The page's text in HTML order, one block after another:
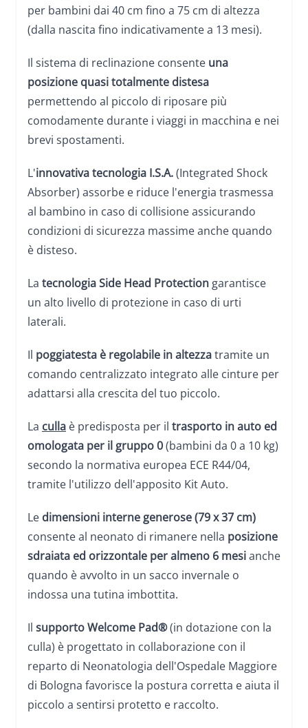
per bambini dai 40 cm fino a 75 cm di altezza
(dalla nascita fino indicativamente a 13 mesi).
Il sistema di reclinazione consente una
posizione quasi totalmente distesa
permettendo al piccolo di riposare più
comodamente durante i viaggi in macchina e nei
brevi spostamenti.
L'innovativa tecnologia I.S.A.(Integrated Shock
Absorber) assorbe e riduce l'energia trasmessa
al bambino in caso di collisione assicurando
condizioni di sicurezza massime anche quando
è disteso.
La tecnologia Side Head Protection garantisce
un alto livello di protezione in caso di urti
laterali.
Il poggiatesta è regolabile in altezzatramite un
comando centralizzato integrato alle cinture per
adattarsi alla crescita del tuo piccolo.
La culla è predisposta per il trasporto in auto ed
omologata per il gruppo 0(bambini da 0 a 10 kg)
secondo la normativa europea ECE R44/04,
tramite l'utilizzo dell'apposito Kit Auto.
Le dimensioni interne generose (79 x 37 cm)
consente al neonato di rimanere nella posizione
sdraiata ed orizzontale per almeno 6 mesianche
quando è avvolto in un sacco invernale o
indossa una tutina imbottita.
Il supporto Welcome Pad®(in dotazione con la
culla) è progettato in collaborazione con il
reparto di Neonatologia dell'Ospedale Maggiore
di Bologna favorisce la postura corretta e aiuta il
piccolo a sentirsi protetto e raccolto.